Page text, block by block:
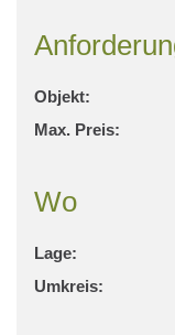
Objekt:
Max. Preis:
Wo
Lage:
Umkreis: